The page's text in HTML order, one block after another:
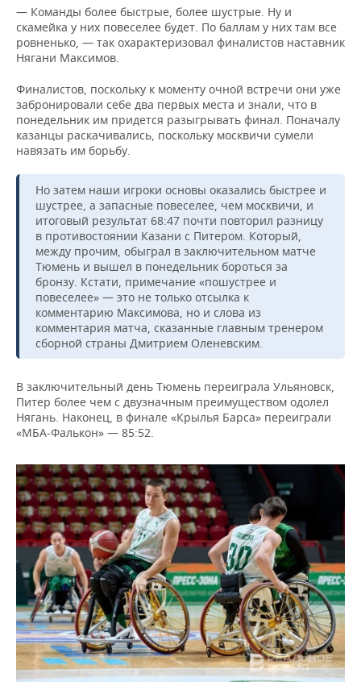
— Команды более быстрые, более шустрые. Ну и
скамейка у них повеселее будет. По баллам у них там все
ровненько, — так охарактеризовал финалистов наставник
Нягани Максимов.
Финалистов, поскольку к моменту очной встречи они уже
забронировали себе два первых места и знали, что в
понедельник им придется разыгрывать финал. Поначалу
казанцы раскачивались, поскольку москвичи сумели
навязать им борьбу.
Но затем наши игроки основы оказались быстрее и
шустрее, а запасные повеселее, чем москвичи, и
итоговый результат 68:47 почти повторил разницу
в противостоянии Казани с Питером. Который,
между прочим, обыграл в заключительном матче
Тюмень и вышел в понедельник бороться за
бронзу. Кстати, примечание «пошустрее и
повеселее» — это не только отсылка к
комментарию Максимова, но и слова из
комментария матча, сказанные главным тренером
сборной страны Дмитрием Оленевским.
В заключительный день Тюмень переиграла Ульяновск,
Питер более чем с двузначным преимуществом одолел
Нягань. Наконец, в финале «Крылья Барса» переиграли
«МБА-Фалькон» — 85:52.